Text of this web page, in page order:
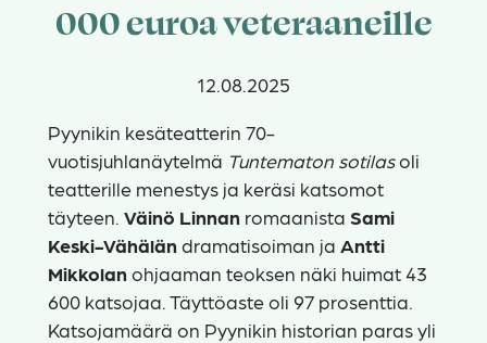
000 euroa veteraaneille
12.08.2025
Pyynikin kesäteatterin 70-
vuotisjuhlanäytelmä Tuntematon sotilasoli
teatterille menestys ja keräsi katsomot
täyteen. Väinö Linnan romaanista Sami
Keski-Vähäländramatisoiman ja Antti
Mikkolanohjaaman teoksen näki huimat 43
600 katsojaa. Täyttöaste oli 97 prosenttia.
Katsojamäärä on Pyynikin historian paras yli